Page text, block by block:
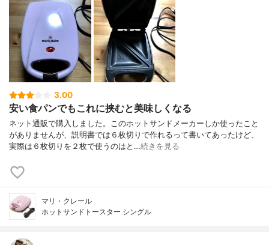
3.00
安い食パンでもこれに挟むと美味しくなる
ネット通販で購入しました。このホットサンドメーカーしか使ったこと
がありませんが、説明書では６枚切りで作れるって書いてあったけど、
実際は６枚切りを２枚で使うのはと…続きを見る
マリ・クレール
ホットサンドトースター シングル